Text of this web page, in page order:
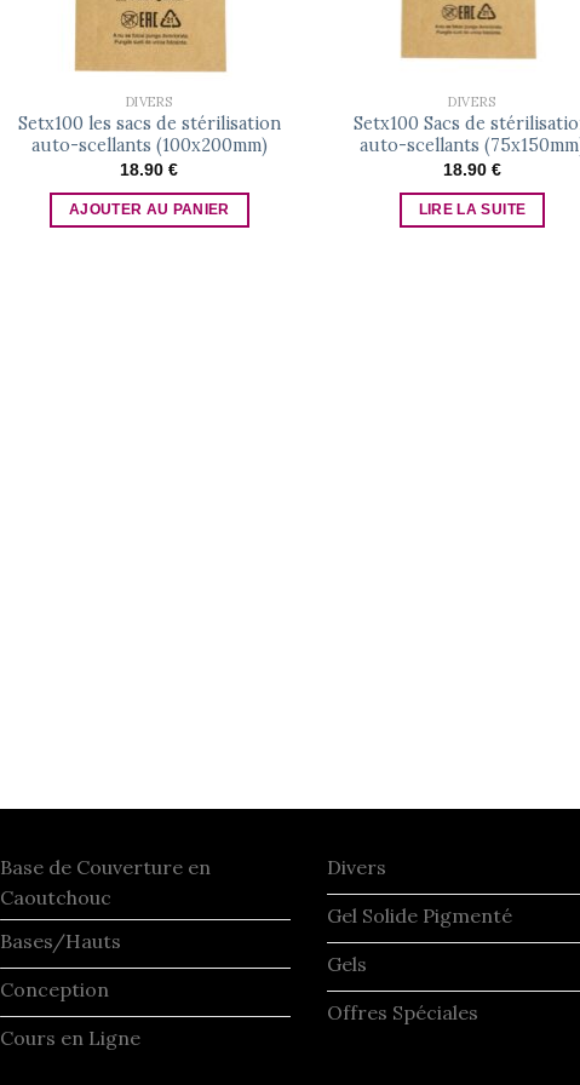
DIVERS
Setx100 les sacs de stérilisation
auto-scellants (100x200mm)
18.90€
AJOUTER AU PANIER
DIVERS
Setx100 Sacs de
auto-scellants
18.90 €
LIRE LA SUITE
Base de Couverture en
Caoutchouc
Bases/Hauts
Conception
Cours en Ligne
Divers
Gel Solide Pigmenté
Gels
Offres Spéciales